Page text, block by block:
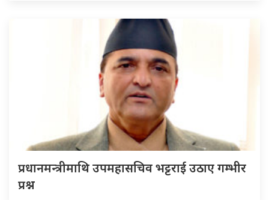
प्रधानमन्त्रीमाथि उपमहासचिव भट्टराई उठाए गम्भीर
प्रश्न